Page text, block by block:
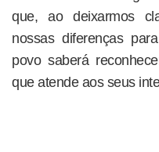
que, ao deixarmos
nossas diferenças
povo saberá
que atende aos seus